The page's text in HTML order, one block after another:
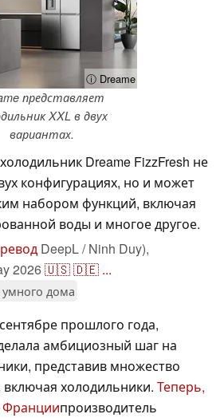
ⓘ Dreame
представляет
XXL в двух
вариантах.
Dreame FizzFresh не
конфигурациях, но и может
набором функций, включая
воды и многое другое.
DeepL / Ninh Duy),
2026🇺🇸🇩🇪 ...
умного дома
прошлого года,
амбициозный шаг на
представив множество
холодильники. Теперь,
Франциипроизводитель